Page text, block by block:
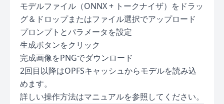
モデルファイル（ONNX + トークナイザ）をドラッ
グ＆ドロップまたはファイル選択でアップロード
プロンプトとパラメータを設定
生成ボタンをクリック
完成画像をPNGでダウンロード
2回目以降はOPFSキャッシュからモデルを読み込
めます。
詳しい操作方法はマニュアルを参照してください。